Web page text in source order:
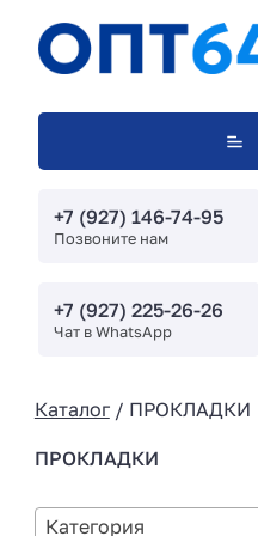
+7 (927) 146-74-95
Позвоните нам
+7 (927) 225-26-26
Чат в WhatsApp
Каталог/ ПРОКЛАДКИ
ПРОКЛАДКИ
Категория